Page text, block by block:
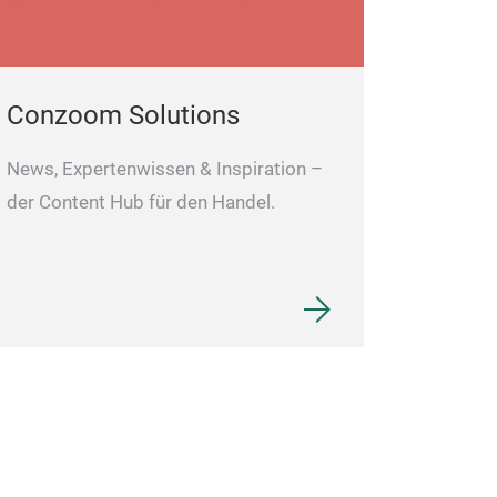
Conzoom Solutions
News, Expertenwissen & Inspiration –
der Content Hub für den Handel.